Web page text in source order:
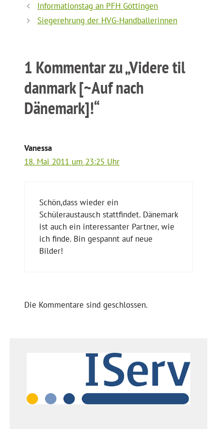
Informationstag an PFH Göttingen
Siegerehrung der HVG-Handballerinnen
1 Kommentar zu „Videre til
danmark [~Auf nach
Dänemark]!“
Vanessa
18. Mai 2011 um 23:25 Uhr
Schön,dass wieder ein
Schüleraustausch stattfindet. Dänemark
ist auch ein interessanter Partner, wie
ich finde. Bin gespannt auf neue
Bilder!
Die Kommentare sind geschlossen.